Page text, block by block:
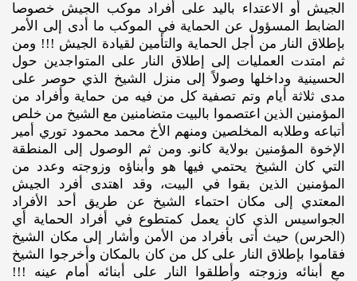
الجيش أو الاعتداء باليد على أفراد موكب الجيش خصوصا
الضابط المسؤول عن الحماية في الموكب ما أدى إلى الأمر
بإطلاق النار من أجل الحماية والتأمين لقيادة الجيش !!! ومن
ثم امتدت العمليات إلى إطلاق النار على المتواجدين حول
الحسينية وداخلها وصولاً إلى منزل الشيخ الذي حوصر على
مدى ثلاثة أيام وتم تصفية كل من فيه من حماية وأفراد من
المؤمنين الذين اعتصموا بالبيت متضامنين مع الشيخ من خلص
أتباعه وطلابه المخلصين ومنهم الأخ محمد محمود توري أمير
الإخوة المؤمنين بولاية كانو. ومن ثم الوصول إلى المنطقة
التي كان الشيخ يحتمي فيها هو وأبناؤه وزوجته وعدد من
المؤمنين الذين بقوا في البيت، وقد اهتدى أفرد الجيش
المعتدي إلى مكان احتماء الشيخ عن طريق أحد الأفراد
الجواسيس الذي كان يعمل كمتطوع في أفراد الحماية أي
(الحرس) حيث أتى بأفراد من الأمن وأشار إلى مكان الشيخ
فقاموا بإطلاق النار على كل من كان بالمكان وأخرجوا الشيخ
مع أبنائه وزوجته وأطلقوا النار على أبنائه أمام عينه !!!